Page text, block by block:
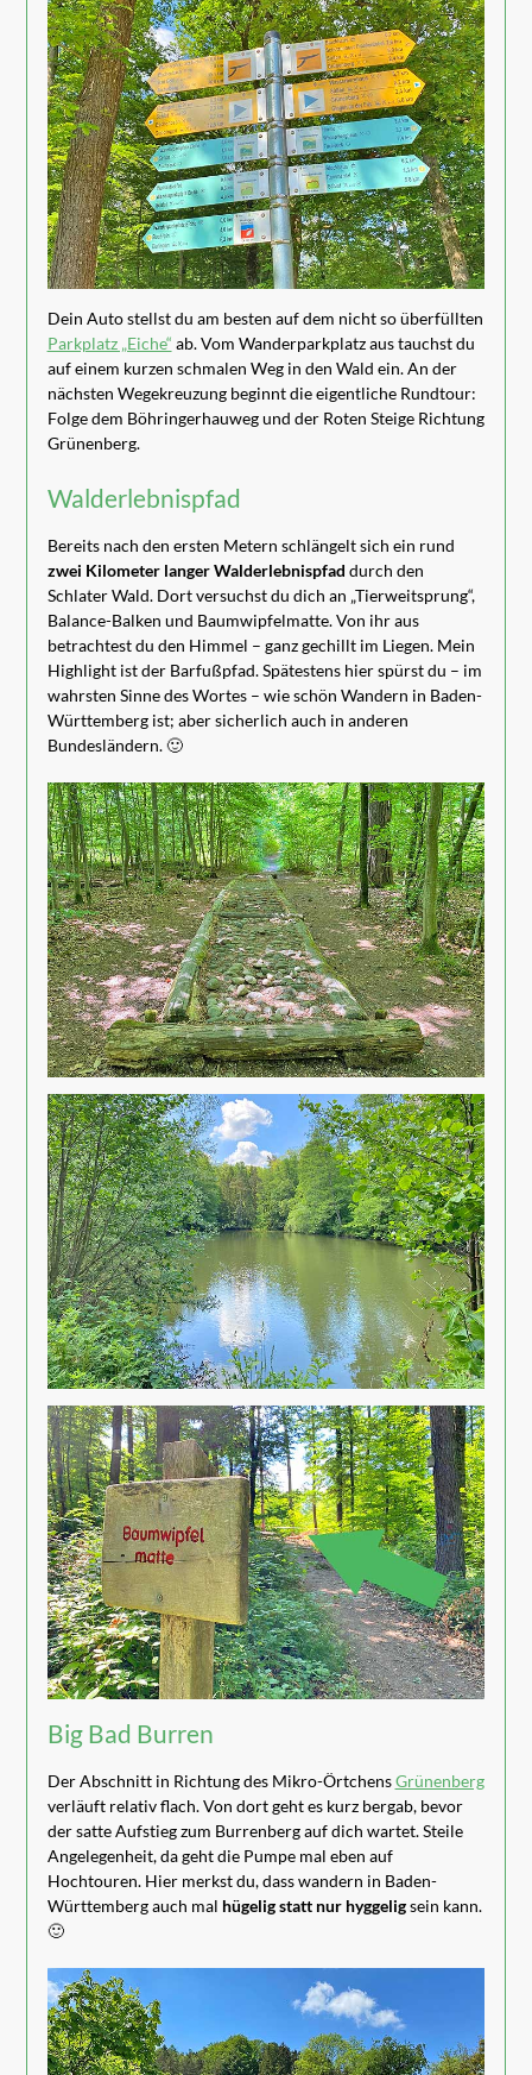
Dein Auto stellst du am besten auf dem nicht so überfüllten
Parkplatz „Eiche“ ab. Vom Wanderparkplatz aus tauchst du
auf einem kurzen schmalen Weg in den Wald ein. An der
nächsten Wegekreuzung beginnt die eigentliche Rundtour:
Folge dem Böhringerhauweg und der Roten Steige Richtung
Grünenberg.
Walderlebnispfad
Bereits nach den ersten Metern schlängelt sich ein rund
zwei Kilometer langer Walderlebnispfad durch den
Schlater Wald. Dort versuchst du dich an „Tierweitsprung“,
Balance-Balken und Baumwipfelmatte. Von ihr aus
betrachtest du den Himmel – ganz gechillt im Liegen. Mein
Highlight ist der Barfußpfad. Spätestens hier spürst du – im
wahrsten Sinne des Wortes – wie schön Wandern in Baden-
Württemberg ist; aber sicherlich auch in anderen
Bundesländern. 🙂
Big Bad Burren
Der Abschnitt in Richtung des Mikro-ÖrtchensGrünenberg
verläuft relativ flach. Von dort geht es kurz bergab, bevor
der satte Aufstieg zum Burrenberg auf dich wartet. Steile
Angelegenheit, da geht die Pumpe mal eben auf
Hochtouren. Hier merkst du, dass wandern in Baden-
Württemberg auch mal hügelig statt nur hyggeligsein kann.
🙂